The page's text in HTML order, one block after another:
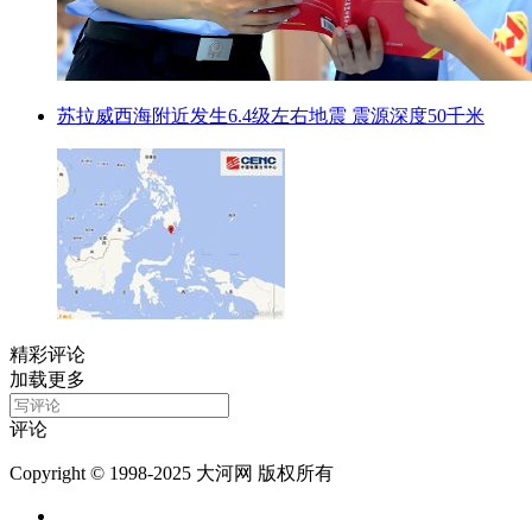
苏拉威西海附近发生6.4级左右地震 震源深度50千米
精彩评论
加载更多
评论
Copyright © 1998-2025 大河网 版权所有